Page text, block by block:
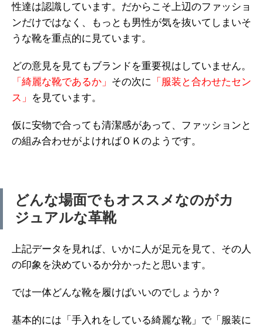
性達は認識しています。だからこそ上辺のファッショ
ンだけではなく、もっとも男性が気を抜いてしまいそ
うな靴を重点的に見ています。
どの意見を見てもブランドを重要視はしていません。
「綺麗な靴であるか」 その次に 「服装と合わせたセン
ス」
を見ています。
仮に安物で合っても清潔感があって、ファッションと
の組み合わせがよければＯＫのようです。
どんな場面でもオススメなのがカ
ジュアルな革靴
上記データを見れば、いかに人が足元を見て、その人
の印象を決めているか分かったと思います。
では一体どんな靴を履けばいいのでしょうか？
基本的には「手入れをしている綺麗な靴」で「服装に